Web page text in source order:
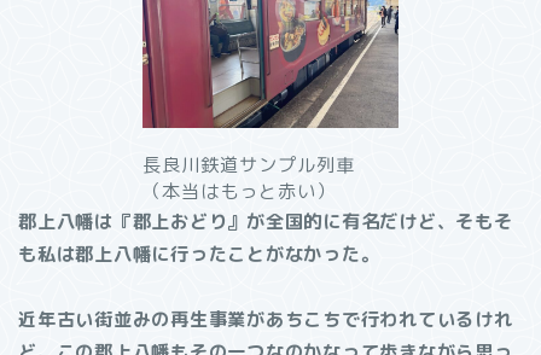
長良川鉄道サンプル列車
（本当はもっと赤い）
郡上八幡は『郡上おどり』が全国的に有名だけど、そもそ
も私は郡上八幡に行ったことがなかった。
近年古い街並みの再生事業があちこちで行われているけれ